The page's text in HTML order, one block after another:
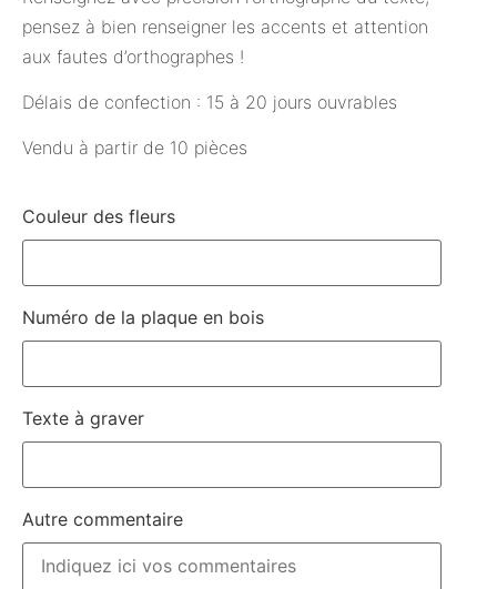
pensez à bien renseigner les accents et attention
aux fautes d’orthographes !
Délais de confection : 15 à 20 jours ouvrables
Vendu à partir de 10 pièces
Couleur des fleurs
Numéro de la plaque en bois
Texte à graver
Autre commentaire